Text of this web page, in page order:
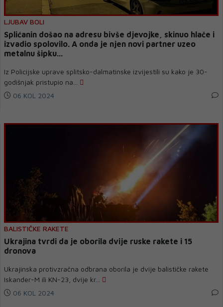
LJUBAV BOLI
Splićanin došao na adresu bivše djevojke, skinuo hlače i
izvadio spolovilo. A onda je njen novi partner uzeo
metalnu šipku...
Iz Policijske uprave splitsko-dalmatinske izvijestili su kako je 30-
godišnjak pristupio na...
06 KOL 2024
BALISTIČKE RAKETE
Ukrajina tvrdi da je oborila dvije ruske rakete i 15
dronova
Ukrajinska protivzračna odbrana oborila je dvije balističke rakete
Iskander-M ili KN-23, dvije kr...
06 KOL 2024